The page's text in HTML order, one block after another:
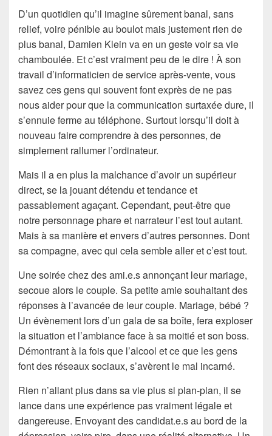
D’un quotidien qu’il imagine sûrement banal, sans
relief, voire pénible au boulot mais justement rien de
plus banal, Damien Klein va en un geste voir sa vie
chamboulée. Et c’est vraiment peu de le dire ! À son
travail d’informaticien de service après-vente, vous
savez ces gens qui souvent font exprès de ne pas
nous aider pour que la communication surtaxée dure, il
s’ennuie ferme au téléphone. Surtout lorsqu’il doit à
nouveau faire comprendre à des personnes, de
simplement rallumer l’ordinateur.
Mais il a en plus la malchance d’avoir un supérieur
direct, se la jouant détendu et tendance et
passablement agaçant. Cependant, peut-être que
notre personnage phare et narrateur l’est tout autant.
Mais à sa manière et envers d’autres personnes. Dont
sa compagne, avec qui cela semble aller et c’est tout.
Une soirée chez des ami.e.s annonçant leur mariage,
secoue alors le couple. Sa petite amie souhaitant des
réponses à l’avancée de leur couple. Mariage, bébé ?
Un évènement lors d’un gala de sa boîte, fera exploser
la situation et l’ambiance face à sa moitié et son boss.
Démontrant à la fois que l’alcool et ce que les gens
font des réseaux sociaux, s’avèrent le mal incarné.
Rien n’allant plus dans sa vie plus si plan-plan, il se
lance dans une expérience pas vraiment légale et
dangereuse. Envoyant des candidat.e.s au bord de la